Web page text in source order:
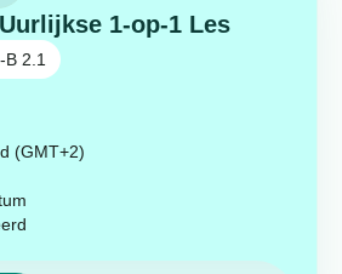
1-op-1 Les
B 2.1
(GMT+2)